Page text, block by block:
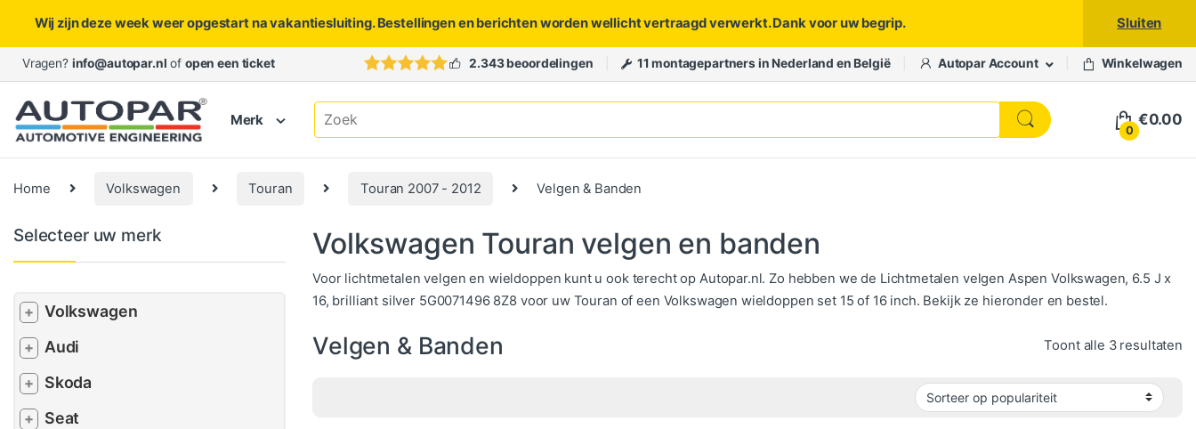
Wij zijn deze week weer opgestart na vakantiesluiting. Bestellingen en berichten worden wellicht vertraagd verwerkt. Dank voor uw begrip. Sluiten
Skip to navigation
Skip to content
Vragen? info@autopar.nl of open een ticket 2.343 beoordelingen 11 montagepartners in Nederland en België Autopar Account Winkelwagen
Merk
Search for:
0
€0.00
Home Volkswagen Touran Touran 2007 - 2012 Velgen & Banden
Volkswagen Touran velgen en banden
Voor lichtmetalen velgen en wieldoppen kunt u ook terecht op Autopar.nl. Zo hebben we de Lichtmetalen velgen Aspen Volkswagen, 6.5 J x
16, brilliant silver 5G0071496 8Z8 voor uw Touran of een Volkswagen wieldoppen set 15 of 16 inch. Bekijk ze hieronder en bestel.
Velgen & Banden Toont alle 3 resultaten
Selecteer uw merk
+ Volkswagen
+ Audi
+ Skoda
+ Seat